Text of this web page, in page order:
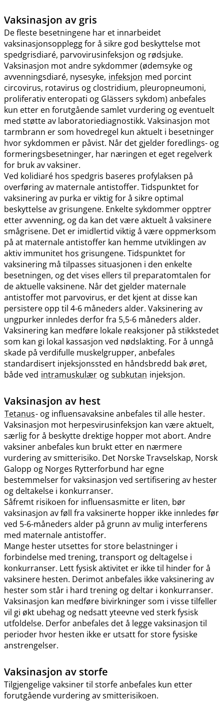
Vaksinasjon av gris
De fleste besetningene har et innarbeidet
vaksinasjonsopplegg for å sikre god beskyttelse mot
spedgrisdiaré, parvovirusinfeksjon og rødsjuke.
Vaksinasjon mot andre sykdommer (ødemsyke og
avvenningsdiaré, nysesyke, infeksjon med porcint
circovirus, rotavirus og clostridium, pleuropneumoni,
proliferativ enteropati og Glässers sykdom) anbefales
kun etter en forutgående samlet vurdering og eventuelt
med støtte av laboratoriediagnostikk. Vaksinasjon mot
tarmbrann er som hovedregel kun aktuelt i besetninger
hvor sykdommen er påvist. Når det gjelder foredlings- og
formeringsbesetninger, har næringen et eget regelverk
for bruk av vaksiner.
Ved kolidiaré hos spedgris baseres profylaksen på
overføring av maternale antistoffer. Tidspunktet for
vaksinering av purka er viktig for å sikre optimal
beskyttelse av grisungene. Enkelte sykdommer opptrer
etter avvenning, og da kan det være aktuelt å vaksinere
smågrisene. Det er imidlertid viktig å være oppmerksom
på at maternale antistoffer kan hemme utviklingen av
aktiv immunitet hos grisungene. Tidspunktet for
vaksinering må tilpasses situasjonen i den enkelte
besetningen, og det vises ellers til preparatomtalen for
de aktuelle vaksinene. Når det gjelder maternale
antistoffer mot parvovirus, er det kjent at disse kan
persistere opp til 4-6 måneders alder. Vaksinering av
ungpurker innledes derfor fra 5,5-6 måneders alder.
Vaksinering kan medføre lokale reaksjoner på stikkstedet
som kan gi lokal kassasjon ved nødslakting. For å unngå
skade på verdifulle muskelgrupper, anbefales
standardisert injeksjonssted en håndsbredd bak øret,
både ved intramuskulær og subkutan injeksjon.
Vaksinasjon av hest
Tetanus- og influensavaksine anbefales til alle hester.
Vaksinasjon mot herpesvirusinfeksjon kan være aktuelt,
særlig for å beskytte drektige hopper mot abort. Andre
vaksiner anbefales kun brukt etter en nærmere
vurdering av smitterisiko. Det Norske Travselskap, Norsk
Galopp og Norges Rytterforbund har egne
bestemmelser for vaksinasjon ved sertifisering av hester
og deltakelse i konkurranser.
Såfremt risikoen for influensasmitte er liten, bør
vaksinasjon av føll fra vaksinerte hopper ikke innledes før
ved 5-6-måneders alder på grunn av mulig interferens
med maternale antistoffer.
Mange hester utsettes for store belastninger i
forbindelse med trening, transport og deltagelse i
konkurranser. Lett fysisk aktivitet er ikke til hinder for å
vaksinere hesten. Derimot anbefales ikke vaksinering av
hester som står i hard trening og deltar i konkurranser.
Vaksinasjon kan medføre bivirkninger som i visse tilfeller
vil gi økt ubehag og nedsatt yteevne ved sterk fysisk
utfoldelse. Derfor anbefales det å legge vaksinasjon til
perioder hvor hesten ikke er utsatt for store fysiske
anstrengelser.
Vaksinasjon av storfe
Tilgjengelige vaksiner til storfe anbefales kun etter
forutgående vurdering av smitterisikoen.